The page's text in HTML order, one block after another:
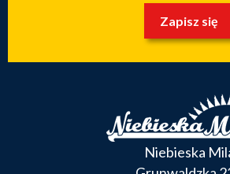
Zapisz się
Niebieska